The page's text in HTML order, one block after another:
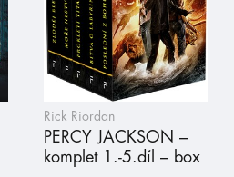
Rick Riordan
PERCY JACKSON –
komplet 1.-5.díl – box